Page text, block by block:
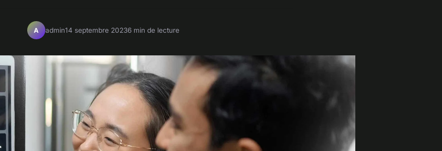
A admin14 septembre 20236 min de lecture